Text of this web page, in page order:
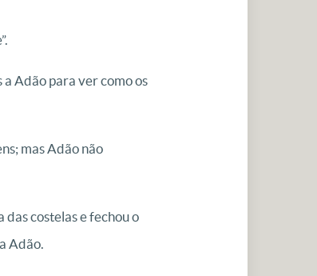
Adão para ver como os
mas Adão não
costelas e fechou o
Adão.